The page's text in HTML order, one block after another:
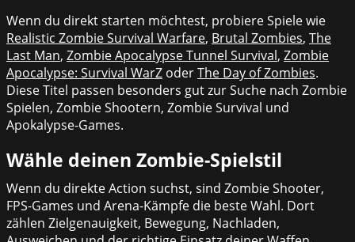
Wenn du direkt starten möchtest, probiere Spiele wie
Realistic Zombie Survival Warfare, Brutal Zombies, The
Last Man, Zombie Apocalypse Tunnel Survival, Zombie
Apocalypse: Survival WarZ oderThe Day of Zombies.
Diese Titel passen besonders gut zur Suche nach Zombie
Spielen, Zombie Shootern, Zombie Survival und
Apokalypse-Games.
Wähle deinen Zombie-Spielstil
Wenn du direkte Action suchst, sind Zombie Shooter,
FPS-Games und Arena-Kämpfe die beste Wahl. Dort
zählen Zielgenauigkeit, Bewegung, Nachladen,